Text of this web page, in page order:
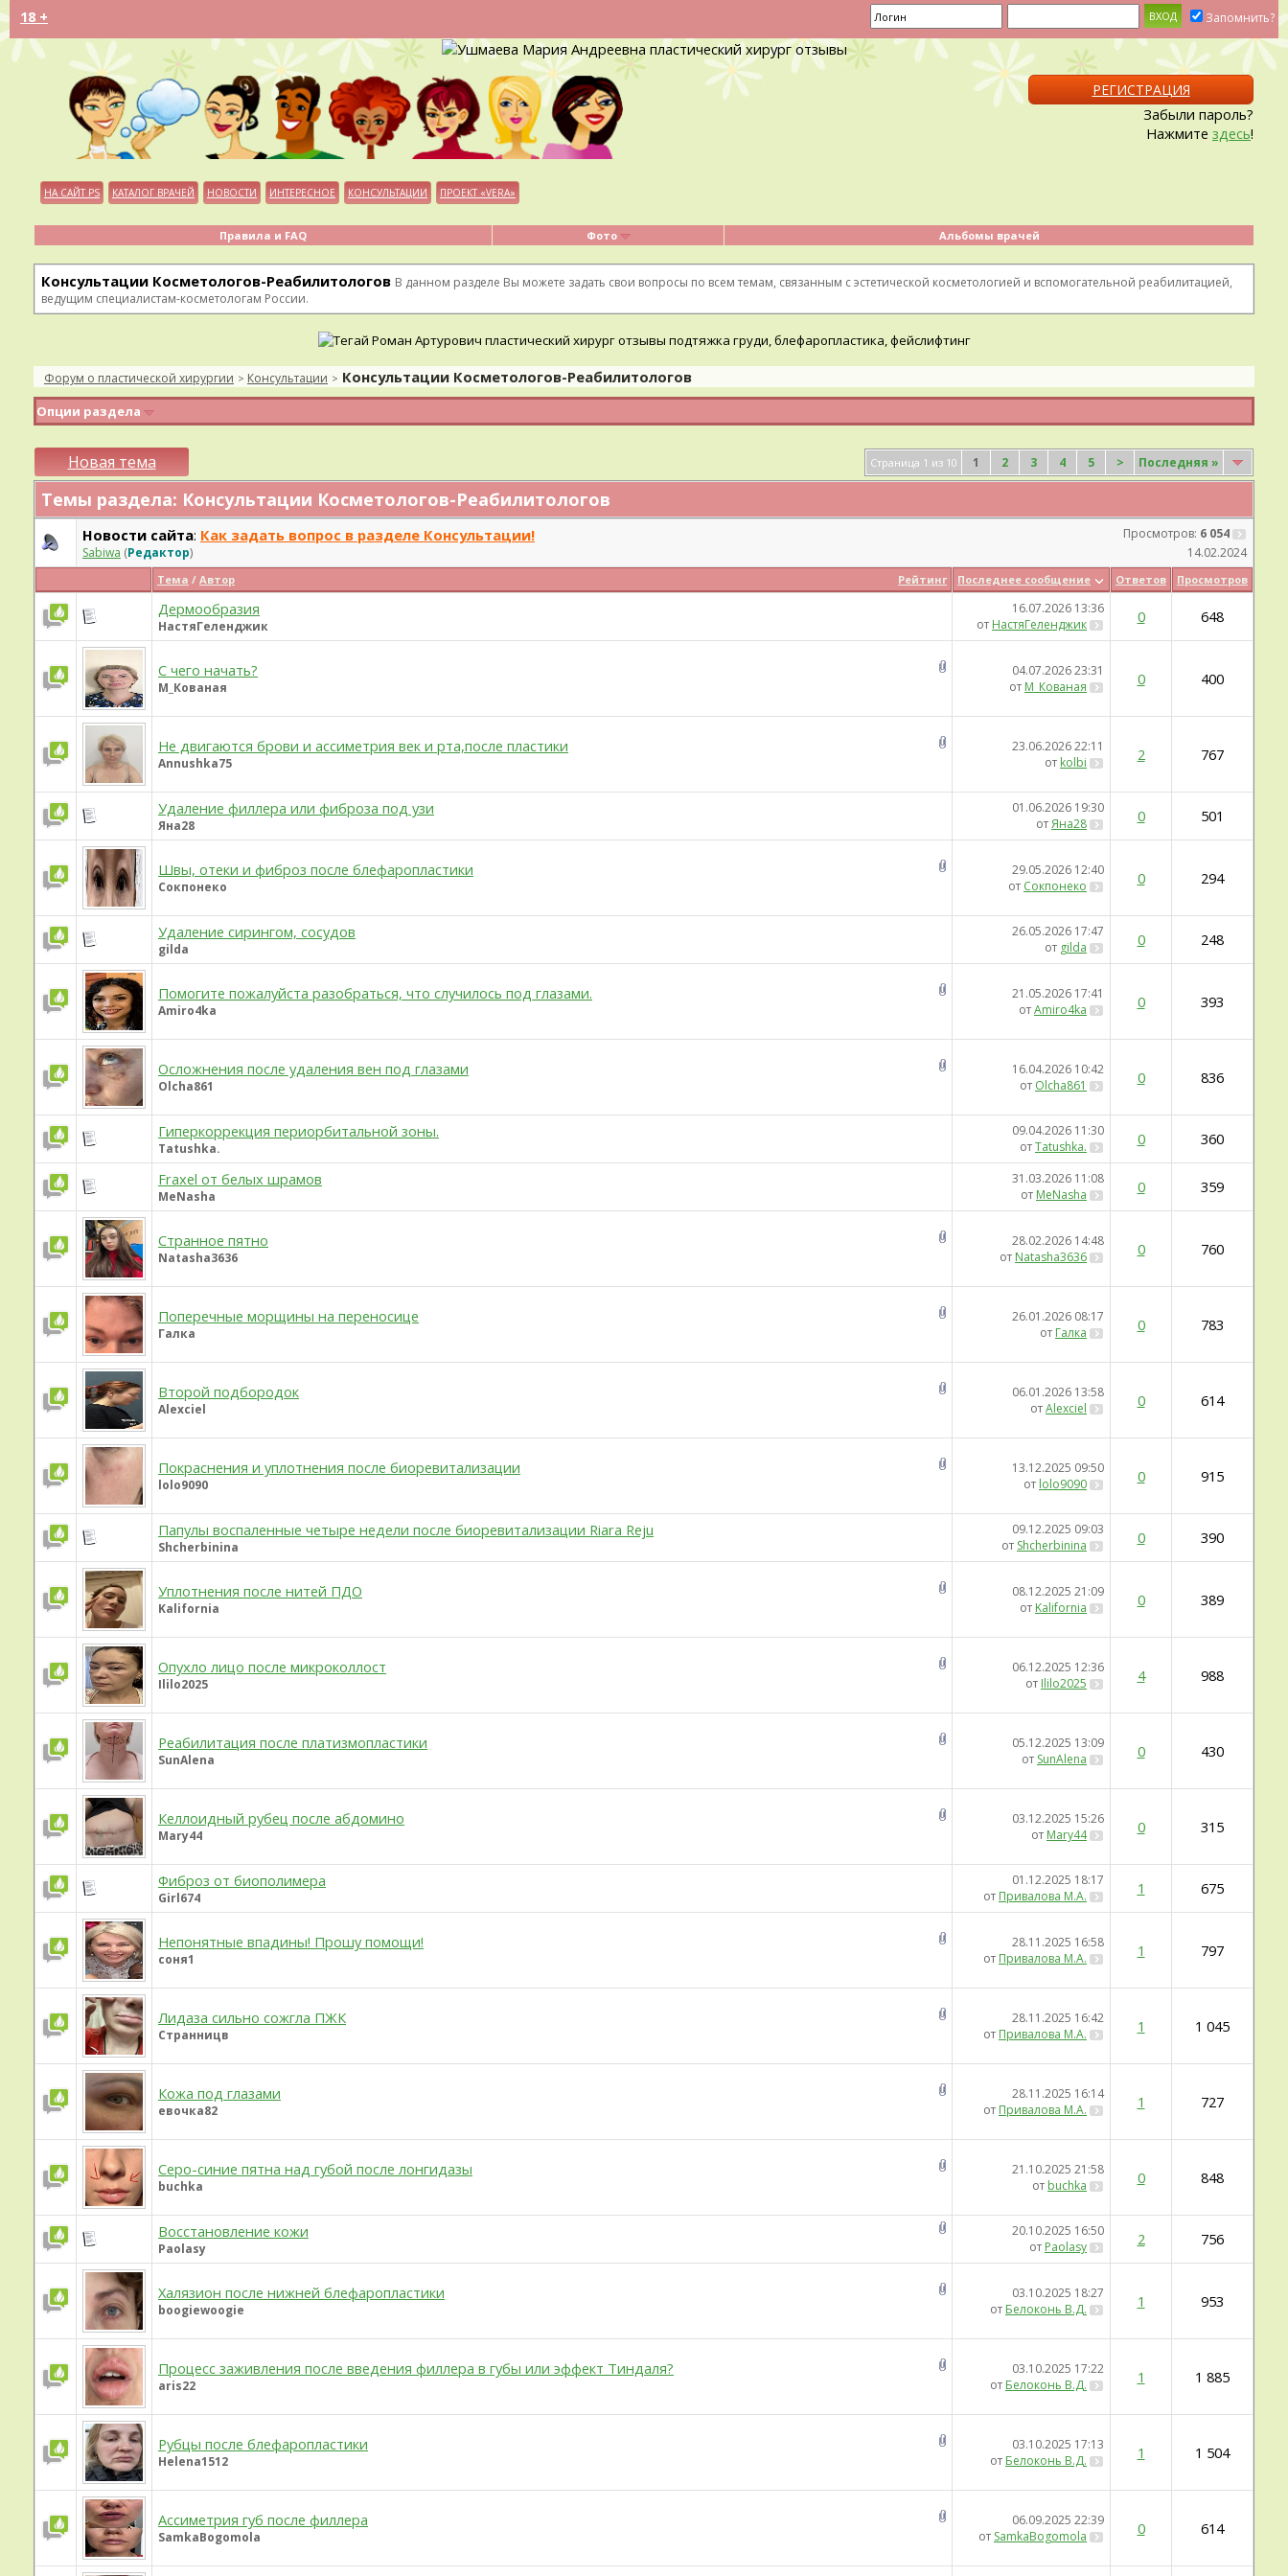
18 + Запомнить?
РЕГИСТРАЦИЯ
Забыли пароль?
Нажмите здесь!
НА САЙТ PS КАТАЛОГ ВРАЧЕЙ НОВОСТИ ИНТЕРЕСНОЕ КОНСУЛЬТАЦИИ ПРОЕКТ «VERA»
Правила и FAQ Фото Альбомы врачей
Консультации Косметологов-Реабилитологов В данном разделе Вы можете задать свои вопросы по всем темам, связанным с эстетической косметологией и вспомогательной реабилитацией,
ведущим специалистам-косметологам России.
Форум о пластической хирургии > Консультации > Консультации Косметологов-Реабилитологов
Опции раздела
Новая тема Страница 1 из 10 1 2 3 4 5 > Последняя »
Темы раздела: Консультации Косметологов-Реабилитологов
Просмотров: 6 054
Новости сайта: Как задать вопрос в разделе Консультации!
14.02.2024
Sabiwa (Редактор)
Рейтинг
Тема / Автор Последнее сообщение Ответов Просмотров
Дермообразия
НастяГеленджик
16.07.2026 13:36
от НастяГеленджик 0 648
С чего начать?
М_Кованая
04.07.202623:31
от М_Кованая 0 400
Не двигаются брови и ассиметрия век и рта,после пластики
Annushka75
23.06.202622:11
от kolbi 2 767
Удаление филлера или фиброза под узи
Яна28
01.06.2026 19:30
отЯна28 0 501
Швы, отеки и фиброз после блефаропластики
Сокпонеко
29.05.2026 12:40
от Сокпонеко 0 294
Удаление сирингом, сосудов
gilda
26.05.2026 17:47
от gilda 0 248
Помогите пожалуйста разобраться, что случилось под глазами.
Amiro4ka
21.05.2026 17:41
отAmiro4ka 0 393
Осложнения после удаления вен под глазами
Olcha861
16.04.2026 10:42
от Olcha861 0 836
Гиперкоррекция периорбитальной зоны.
Tatushka.
09.04.2026 11:30
отTatushka. 0 360
Fraxel от белых шрамов
MeNasha
31.03.2026 11:08
от MeNasha 0 359
Странное пятно
Natasha3636
28.02.2026 14:48
от Natasha3636 0 760
Поперечные морщины на переносице
Галка
26.01.2026 08:17
от Галка 0 783
Второй подбородок
Alexciel
06.01.2026 13:58
отAlexciel 0 614
Покраснения и уплотнения после биоревитализации
lolo9090
13.12.2025 09:50
от lolo9090 0 915
Папулы воспаленные четыре недели после биоревитализации Riara Reju
Shcherbinina
09.12.2025 09:03
от Shcherbinina 0 390
Уплотнения после нитей ПДО
Kalifornia
08.12.2025 21:09
от Kalifornia 0 389
Опухло лицо после микроколлост
Ililo2025
06.12.2025 12:36
от Ililo2025 4 988
Реабилитация после платизмопластики
SunAlena
05.12.2025 13:09
от SunAlena 0 430
Келлоидный рубец после абдомино
Mary44
03.12.2025 15:26
от Mary44 0 315
Фиброз от биополимера
Girl674
01.12.2025 18:17
от Привалова М.А. 1 675
Непонятные впадины! Прошу помощи!
соня1
28.11.2025 16:58
от Привалова М.А. 1 797
Лидаза сильно сожгла ПЖК
Странницв
28.11.2025 16:42
от Привалова М.А. 1 1 045
Кожа под глазами
евочка82
28.11.2025 16:14
от Привалова М.А. 1 727
Серо-синие пятна над губой после лонгидазы
buchka
21.10.2025 21:58
от buchka 0 848
Восстановление кожи
Paolasy
20.10.2025 16:50
от Paolasy 2 756
Халязион после нижней блефаропластики
boogiewoogie
03.10.2025 18:27
от Белоконь В.Д. 1 953
Процесс заживления после введения филлера в губы или эффект Тиндаля?
aris22
03.10.2025 17:22
от Белоконь В.Д. 1 1 885
Рубцы после блефаропластики
Helena1512
03.10.2025 17:13
от Белоконь В.Д. 1 1 504
Ассиметрия губ после филлера
SamkaBogomola
06.09.2025 22:39
от SamkaBogomola 0 614